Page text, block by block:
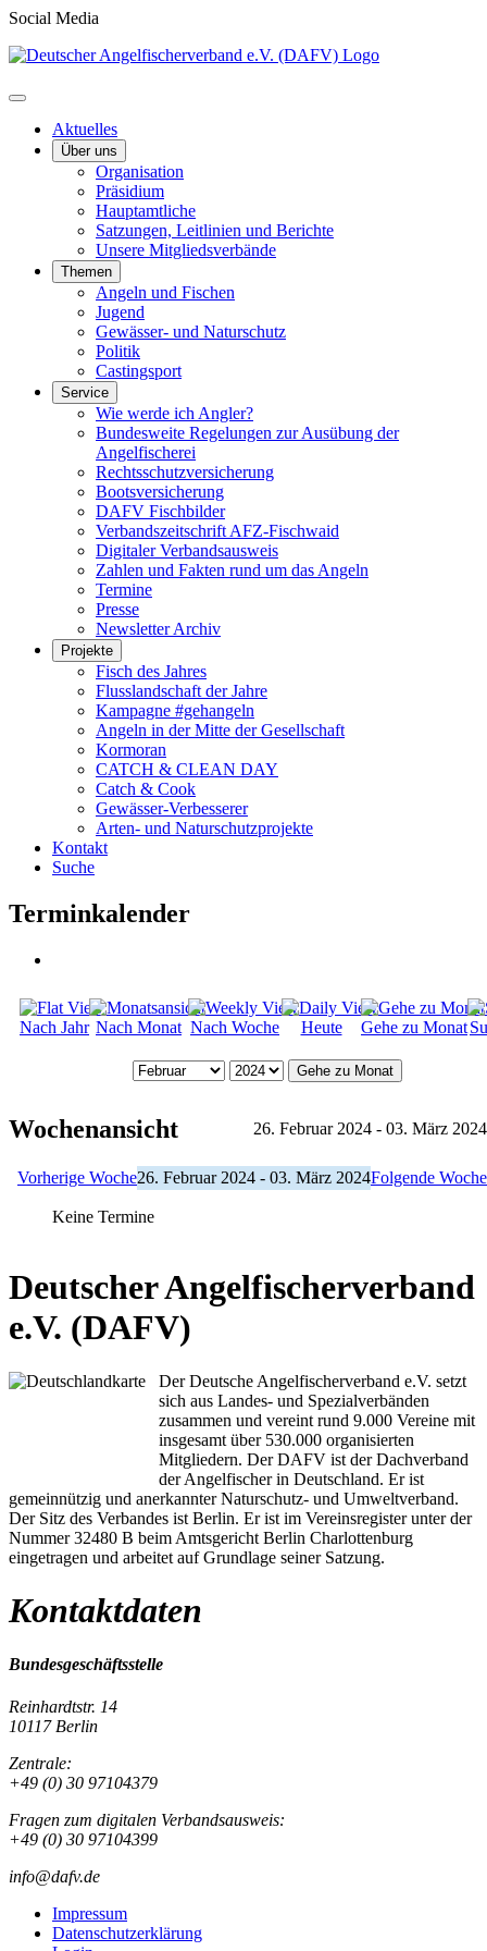
Social Media
Aktuelles
Über uns
Organisation
Präsidium
Hauptamtliche
Satzungen, Leitlinien und Berichte
Unsere Mitgliedsverbände
Themen
Angeln und Fischen
Jugend
Gewässer- und Naturschutz
Politik
Castingsport
Service
Wie werde ich Angler?
Bundesweite Regelungen zur Ausübung der
Angelfischerei
Rechtsschutzversicherung
Bootsversicherung
DAFV Fischbilder
Verbandszeitschrift AFZ-Fischwaid
Digitaler Verbandsausweis
Zahlen und Fakten rund um das Angeln
Termine
Presse
Newsletter Archiv
Projekte
Fisch des Jahres
Flusslandschaft der Jahre
Kampagne #gehangeln
Angeln in der Mitte der Gesellschaft
Kormoran
CATCH & CLEAN DAY
Catch & Cook
Gewässer-Verbesserer
Arten- und Naturschutzprojekte
Kontakt
Suche
Terminkalender
Nach Jahr Nach Monat Nach Woche Heute Gehe zu Monat
Gehe zu Monat
Wochenansicht 26. Februar 2024 - 03. März 2024
Vorherige Woche26. Februar 2024 - 03. März 2024Folgende Woche
Keine Termine
Deutscher Angelfischerverband
e.V. (DAFV)
Der Deutsche Angelfischerverband e.V. setzt
sich aus Landes- und Spezialverbänden
zusammen und vereint rund 9.000 Vereine mit
insgesamt über 530.000 organisierten
Mitgliedern. Der DAFV ist der Dachverband
der Angelfischer in Deutschland. Er ist
gemeinnützig und anerkannter Naturschutz- und Umweltverband.
Der Sitz des Verbandes ist Berlin. Er ist im Vereinsregister unter der
Nummer 32480 B beim Amtsgericht Berlin Charlottenburg
eingetragen und arbeitet auf Grundlage seiner Satzung.
Kontaktdaten
Bundesgeschäftsstelle
Reinhardtstr. 14
10117 Berlin
Zentrale:
+49 (0) 30 97104379
Fragen zum digitalen Verbandsausweis:
+49 (0) 30 97104399
info@dafv.de
Impressum
Datenschutzerklärung